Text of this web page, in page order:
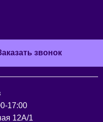
звонок
17:00
12А/1